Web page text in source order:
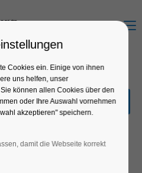
Menu
Jugend, Mitmach-
Cookies ein. Einige von ihnen
uns helfen, unser
können allen Cookies über den
oder Ihre Auswahl vornehmen
akzeptieren" speichern.
damit die Webseite korrekt